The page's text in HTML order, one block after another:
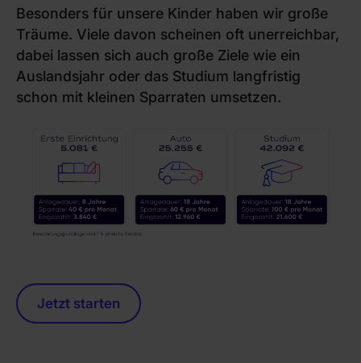
Besonders für unsere Kinder haben wir große
Träume. Viele davon scheinen oft unerreichbar,
dabei lassen sich auch große Ziele wie ein
Auslandsjahr oder das Studium langfristig
schon mit kleinen Sparraten umsetzen.
Jetzt starten